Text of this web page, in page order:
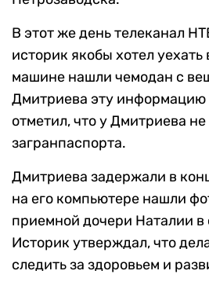
В этот же день телеканал
историк якобы хотел уехать
машине нашли чемодан с
Дмитриева эту информацию
отметил, что у Дмитриева
загранпаспорта.
Дмитриева задержали в
на его компьютере нашли
приемной дочери Наталии
Историк утверждал, что
следить за здоровьем и